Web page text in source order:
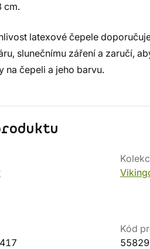
cm.
latexové čepele
slunečnímu záření a zaručí,
na čepeli a jeho barvu.
Kód
55829